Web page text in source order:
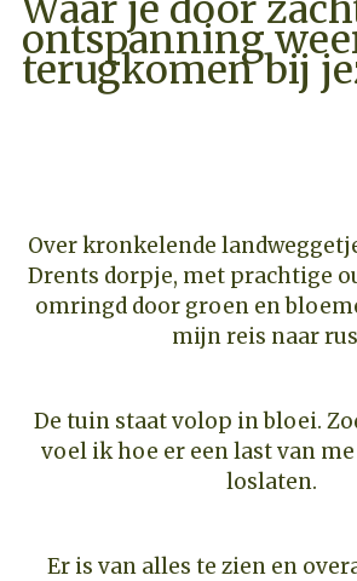
Waar je door
ontspanning
terugkomen bij
Over kronkelende
Drents dorpje, met prachtige
omringd door groen en
mijn reis naar
De tuin staat volop in bloei.
voel ik hoe er een last van
loslaten.
Er is van alles te zien en